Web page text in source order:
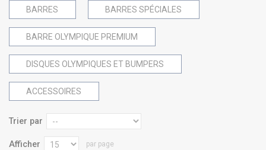
BARRES BARRES SPÉCIALES
BARRE OLYMPIQUE PREMIUM
DISQUES OLYMPIQUES ET BUMPERS
ACCESSOIRES
Trier par
Afficher par page